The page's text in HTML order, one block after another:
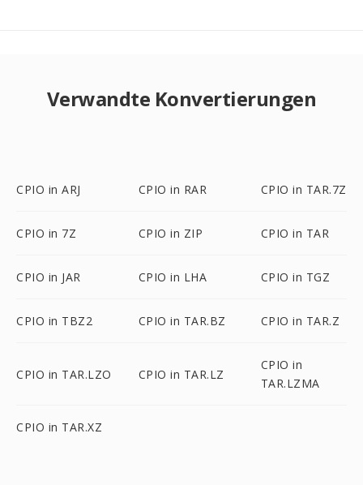
Verwandte Konvertierungen
CPIO in ARJ CPIO in RAR CPIO in TAR.7Z
CPIO in 7Z CPIO in ZIP CPIO in TAR
CPIO in JAR CPIO in LHA CPIO in TGZ
CPIO in TBZ2 CPIO in TAR.BZ CPIO in TAR.Z
CPIO in TAR.LZO CPIO in TAR.LZ
CPIO in
TAR.LZMA
CPIO in TAR.XZ